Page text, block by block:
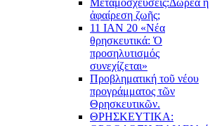
Μεταμοσχεύσεις:Δωρεά ἤ
ἀφαίρεση ζωῆς;
11 ΙΑΝ 20 «Νέα
θρησκευτικά: Ὁ
προσηλυτισμός
συνεχίζεται»
Προβληματική τοῦ νέου
προγράμματος τῶν
Θρησκευτικῶν.
ΘΡΗΣΚΕΥΤΙΚΑ: